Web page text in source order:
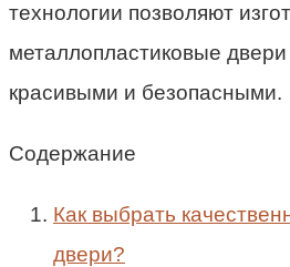
технологии позволяют
металлопластиковые
красивыми и безопасными.
Содержание
Как выбрать
двери?